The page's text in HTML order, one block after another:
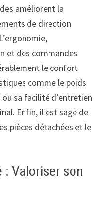
améliorent la
de direction
et des commandes
le confort
comme le poids
sa facilité d’entretien
Enfin, il est sage de
pièces détachées et le
: Valoriser son